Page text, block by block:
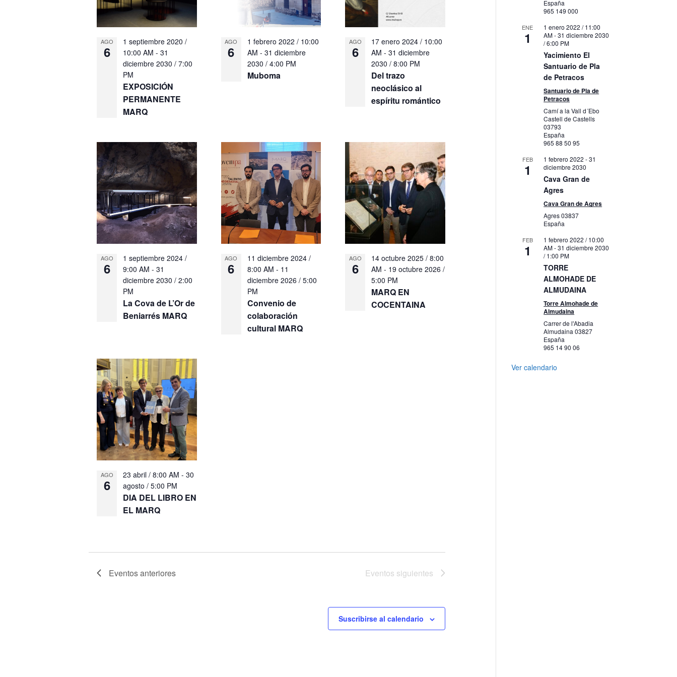
AGO
6
EXPOSICIÓN
PERMANENTE
MARQ
1 septiembre 2020 /
10:00 AM -31
diciembre 2030 / 7:00
PM
AGO
6
Muboma
1 febrero 2022 / 10:00
AM - 31 diciembre
2030 / 4:00 PM
AGO
6
Del trazo
neoclásico al
espíritu romántico
17 enero 2024 / 10:00
AM -31 diciembre
2030 / 8:00 PM
AGO
6
La Cova de L’Or de
Beniarrés MARQ
1 septiembre 2024 /
9:00 AM -31
diciembre 2030 / 2:00
PM
AGO
6
Convenio de
colaboración
cultural MARQ
11 diciembre 2024 /
8:00 AM - 11
diciembre 2026 / 5:00
PM
AGO
6
MARQ EN
COCENTAINA
14 octubre 2025 / 8:00
AM - 19 octubre 2026 /
5:00 PM
AGO
6
DIA DEL LIBRO EN
EL MARQ
23 abril / 8:00 AM -30
agosto / 5:00 PM
Eventosanteriores Eventos siguientes
Suscribirse al calendario
España
965 149 000
ENE
1
1 enero 2022 / 11:00
AM-31 diciembre 2030
/ 6:00 PM
Yacimiento El
Santuario de Pla
de Petracos
Santuario de Pla de
Petracos
Camí a la Vall d´Ebo
Castell de Castells
03793
España
965 88 50 95
FEB
1
1 febrero 2022 -31
diciembre 2030
Cava Gran de
Agres
Cava Gran de Agres
Agres03837
España
FEB
1
1 febrero 2022 / 10:00
AM-31 diciembre 2030
/ 1:00 PM
TORRE
ALMOHADE DE
ALMUDAINA
Torre Almohade de
Almudaina
Carrer de l'Abadia
Almudaina03827
España
965 14 90 06
Ver calendario